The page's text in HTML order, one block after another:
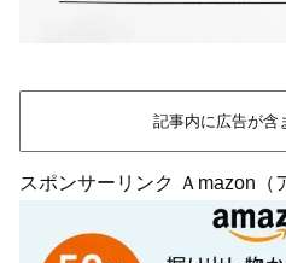
記事内に広告が含
スポンサーリンク Ａmazon（